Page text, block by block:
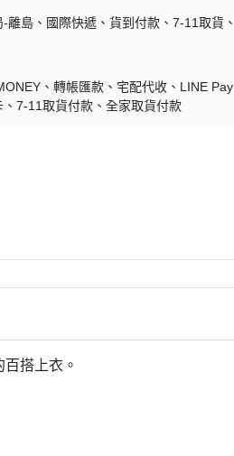
-離島 國際快遞 貨到付款 7-11取貨
轉帳匯款 宅配代收
LINE Pay
7-11取貨付款 全家取貨付款
搭上衣。